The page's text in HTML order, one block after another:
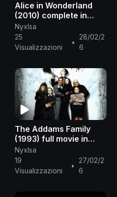
Alice in Wonderland
(2010) complete in
English
NyxIsa
25
Visualizzazioni
•
28/02/2
6
The Addams Family
(1993) full movie in
English
NyxIsa
19
Visualizzazioni
•
27/02/2
6